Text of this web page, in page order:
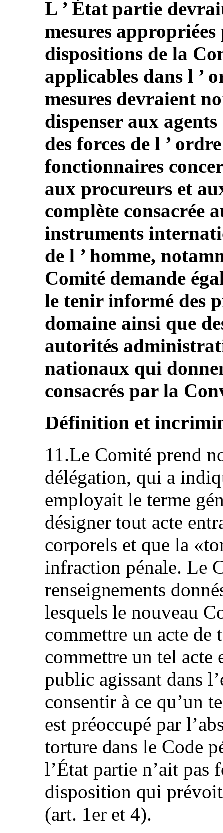
L ’ État partie
mesures
dispositions de la
applicables dans l ’
mesures devraient
dispenser aux
des forces de l ’
fonctionnaires
aux procureurs et
complète consacrée
instruments
de l ’ homme,
Comité demande
le tenir informé des
domaine ainsi que
autorités
nationaux qui
consacrés par la
Définition et
11.Le Comité prend
délégation, qui a
employait le terme
désigner tout acte
corporels et que la
infraction pénale. Le
renseignements
lesquels le nouveau
commettre un acte de
commettre un tel acte
public agissant dans
consentir à ce qu’un
est préoccupé par
torture dans le Code
l’État partie n’ait pas
disposition qui
(art. 1er et 4).